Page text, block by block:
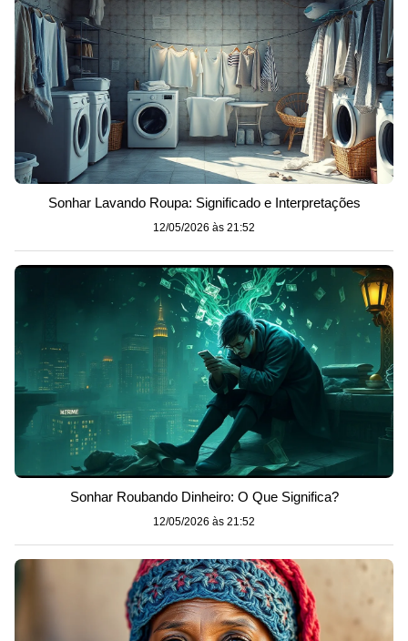
Sonhar Lavando Roupa: Significado e Interpretações
12/05/2026 às 21:52
Sonhar Roubando Dinheiro: O Que Significa?
12/05/2026 às 21:52